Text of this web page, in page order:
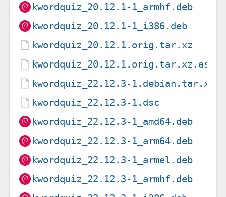
kwordquiz_20.12.1-1_armhf.deb
kwordquiz_20.12.1-1_i386.deb
kwordquiz_20.12.1.orig.tar.xz
kwordquiz_20.12.1.orig.tar.xz.asc
kwordquiz_22.12.3-1.debian.tar.xz
kwordquiz_22.12.3-1.dsc
kwordquiz_22.12.3-1_amd64.deb
kwordquiz_22.12.3-1_arm64.deb
kwordquiz_22.12.3-1_armel.deb
kwordquiz_22.12.3-1_armhf.deb